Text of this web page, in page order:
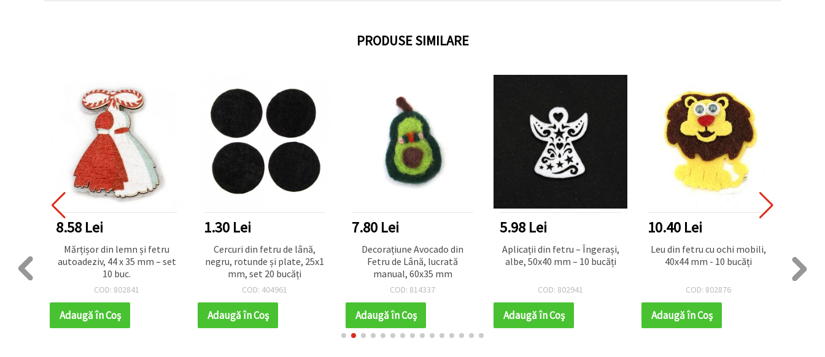
PRODUSE SIMILARE
- set
8.58 Lei
Mărțișor din lemn și fetru
autoadeziv, 44 x 35 mm – set
10 buc.
COD: 802841
Adaugă în Coş
1.30 Lei
Cercuri din fetru de lână,
negru, rotunde și plate, 25x1
mm, set 20 bucăți
COD: 404961
Adaugă în Coş
7.80 Lei
Decorațiune Avocado din
Fetru de Lână, lucrată
manual, 60x35 mm
COD: 814337
Adaugă în Coş
5.98 Lei
Aplicații din fetru – Îngerași,
albe, 50x40 mm – 10 bucăți
COD: 802941
Adaugă în Coş
10.40 Lei
Leu din fetru cu ochi mobili,
40x44 mm - 10 bucăți
COD: 802876
Adaugă în Coş